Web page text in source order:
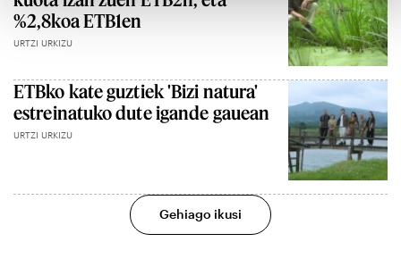
%2,8koa ETB1en
URTZI URKIZU
ETBko kate guztiek 'Bizi natura'
estreinatuko dute igande gauean
URTZI URKIZU
Gehiago ikusi